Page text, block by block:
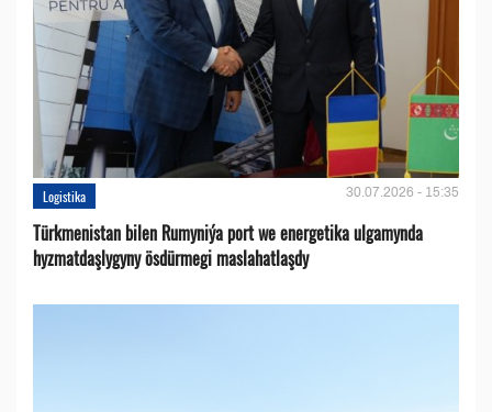
Logistika 30.07.2026 - 15:35
Türkmenistan bilen Rumyniýa port we energetika ulgamynda
hyzmatdaşlygyny ösdürmegi maslahatlaşdy